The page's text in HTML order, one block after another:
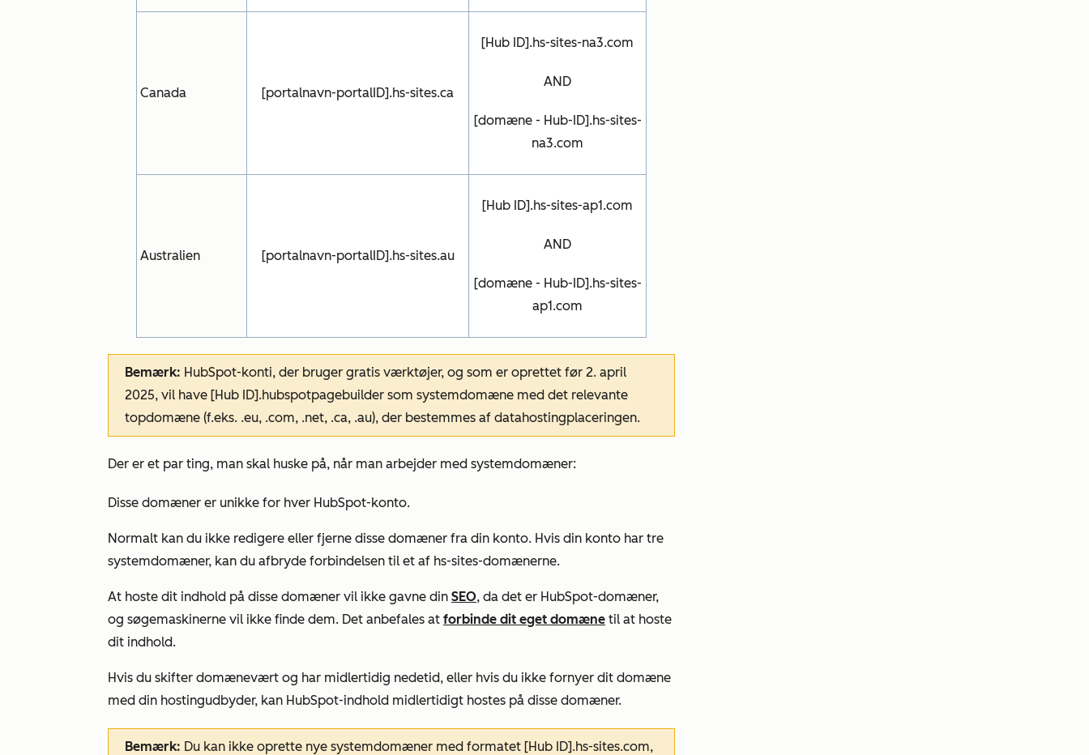
Canada [portalnavn-portalID].hs-sites.ca
[Hub ID].hs-sites-na3.com
AND
[domæne - Hub-ID].hs-sites-
na3.com
Australien [portalnavn-portalID].hs-sites.au
[Hub ID].hs-sites-ap1.com
AND
[domæne - Hub-ID].hs-sites-
ap1.com
Bemærk: HubSpot-konti, der bruger gratis værktøjer, og som er oprettet før 2. april
2025, vil have [Hub ID].hubspotpagebuilder som systemdomæne med det relevante
topdomæne (f.eks. .eu, .com, .net, .ca, .au), der bestemmes af datahostingplaceringen.
Der er et par ting, man skal huske på, når man arbejder med systemdomæner:
Disse domæner er unikke for hver HubSpot-konto.
Normalt kan du ikke redigere eller fjerne disse domæner fra din konto. Hvis din konto har tre
systemdomæner, kan du afbryde forbindelsen til et af hs-sites-domænerne.
At hoste dit indhold på disse domæner vil ikke gavne din SEO, da det er HubSpot-domæner,
og søgemaskinerne vil ikke finde dem. Det anbefales at forbinde dit eget domæne til at hoste
dit indhold.
Hvis du skifter domænevært og har midlertidig nedetid, eller hvis du ikke fornyer dit domæne
med din hostingudbyder, kan HubSpot-indhold midlertidigt hostes på disse domæner.
Bemærk: Du kan ikke oprette nye systemdomæner med formatet [Hub ID].hs-sites.com,